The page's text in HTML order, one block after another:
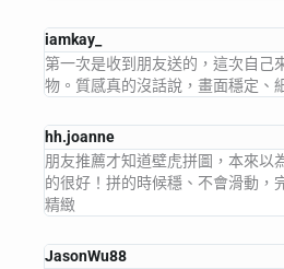
iamkay_
第一次是收到朋友送的，這次自己
物。質感真的沒話說，畫面穩定、
hh.joanne
朋友推薦才知道壁虎拼圖，本來以
的很好！拼的時候穩、不會滑動，
精緻
JasonWu88